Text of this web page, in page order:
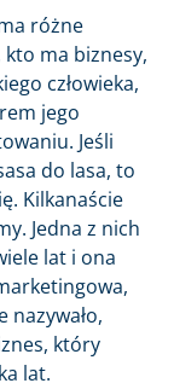
różne
ma biznesy,
człowieka,
jego
Jeśli
do lasa, to
Kilkanaście
Jedna z nich
lat i ona
który
lat.